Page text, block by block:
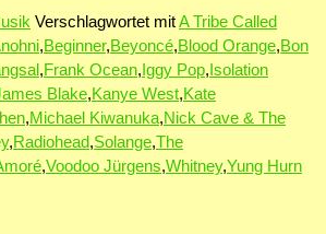
Verschlagwortet mitA Tribe Called
,Beginner,Beyoncé,Blood Orange,Bon
,Frank Ocean, Iggy Pop, Isolation
Blake,Kanye West,Kate
,Michael Kiwanuka,Nick Cave & The
,Radiohead,Solange,The
,Voodoo Jürgens,Whitney,Yung Hurn